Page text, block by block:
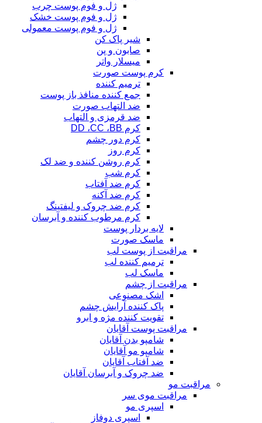
ژل و فوم پوست چرب
ژل و فوم پوست خشک
ژل و فوم پوست معمولی
شیر پاک کن
صابون و پن
میسلار واتر
کرم پوست صورت
ترمیم کننده
جمع کننده منافذ باز پوست
ضد التهاب صورت
ضد قرمزی و التهاب
کرم DD ،CC ،BB
کرم دور چشم
کرم روز
کرم روشن کننده و ضد لک
کرم شب
کرم ضد آفتاب
کرم ضد آکنه
کرم ضد چروک و لیفتینگ
کرم مرطوب کننده و آبرسان
لایه بردار پوست
ماسک صورت
مراقبت از پوست لب
ترمیم کننده لب
ماسک لب
مراقبت از چشم
اشک مصنوعی
پاک کننده آرایش چشم
تقویت کننده مژه و ابرو
مراقبت پوست آقایان
شامپو بدن آقایان
شامپو مو آقایان
ضد آفتاب آقایان
ضد چروک و آبرسان آقایان
مراقبت مو
مراقبت موی سر
اسپری مو
اسپری دوفاز